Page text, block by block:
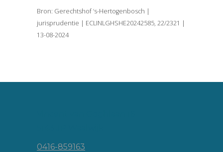
Bron: Gerechtshof ‘s-Hertogenbosch |
jurisprudentie | ECLINLGHSHE20242585, 22/2321 |
13-08-2024
0416-859163